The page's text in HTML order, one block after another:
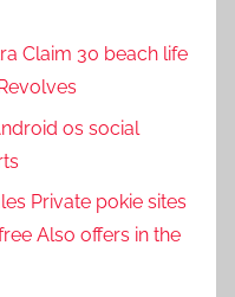
Claim 30 beach life
os social
Private pokie sites
Also offers in the